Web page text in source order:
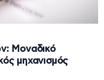
Μοναδικό
μηχανισμός